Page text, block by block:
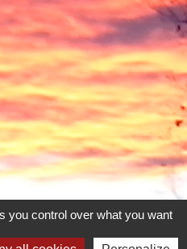
- Accessibilité -
des cookies
you control over what you want